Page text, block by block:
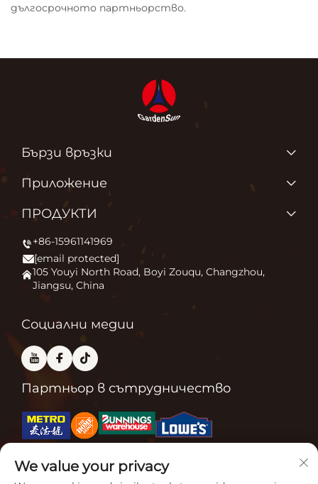
дългосрочното партньорство.
Бързи връзки
ПРОДУКТИ
Новини
Свържете се с нас
Често задавани въпроси
Приложение
Защо обичаме това, което правим?
ПРОДУКТИ
Печка за външни площи
Огнище
Пещ за пица
+86-15961141969
[email protected]
105 Youyi North Road, Boyi Zouqu, Changzhou,
Jiangsu, China
Социални медии
Партньор в сътрудничество
Свързани сертификати
We value your privacy